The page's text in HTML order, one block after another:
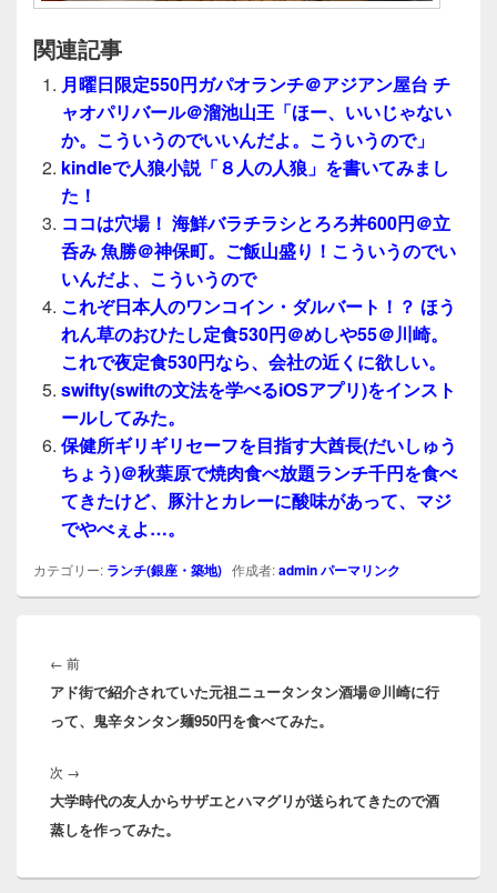
関連記事
月曜日限定550円ガパオランチ＠アジアン屋台 チ
ャオパリバール＠溜池山王「ほー、いいじゃない
か。こういうのでいいんだよ。こういうので」
kindleで人狼小説「８人の人狼」を書いてみまし
た！
ココは穴場！ 海鮮バラチラシとろろ丼600円＠立
呑み 魚勝＠神保町。ご飯山盛り！こういうのでい
いんだよ、こういうので
これぞ日本人のワンコイン・ダルバート！？ ほう
れん草のおひたし定食530円＠めしや55＠川崎。
これで夜定食530円なら、会社の近くに欲しい。
swifty(swiftの文法を学べるiOSアプリ)をインスト
ールしてみた。
保健所ギリギリセーフを目指す大酋長(だいしゅう
ちょう)＠秋葉原で焼肉食べ放題ランチ千円を食べ
てきたけど、豚汁とカレーに酸味があって、マジ
でやべぇよ…。
カテゴリー: ランチ(銀座・築地) 作成者:adminパーマリンク
稿
ナ
ビ
ゲ
シ
ョ
ン
← 前前
の
投
アド街で紹介されていた元祖ニュータンタン酒場＠川崎に行
って、鬼辛タンタン麺950円を食べてみた。
次 →
の
投
大学時代の友人からサザエとハマグリが送られてきたので酒
蒸しを作ってみた。